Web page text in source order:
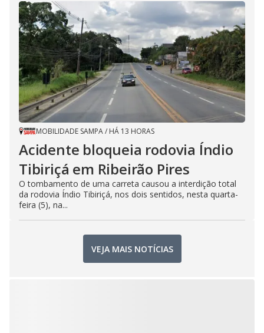
MOBILIDADE SAMPA/ HÁ 13 HORAS
Acidente bloqueia rodovia Índio
Tibiriçá em Ribeirão Pires
O tombamento de uma carreta causou a interdição total
da rodovia Índio Tibiriçá, nos dois sentidos, nesta quarta-
feira (5), na...
VEJA MAIS NOTÍCIAS